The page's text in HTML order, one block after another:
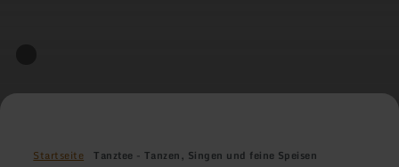
Startseite Tanztee - Tanzen, Singen und feine Speisen